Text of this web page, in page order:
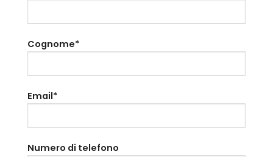
Cognome*
Email*
Numero di telefono